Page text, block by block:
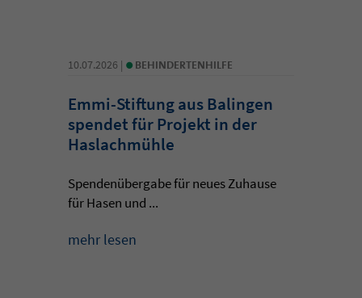
10.07.2026 | • BEHINDERTENHILFE
Emmi-Stiftung aus Balingen
spendet für Projekt in der
Haslachmühle
Spendenübergabe für neues Zuhause
für Hasen und ...
mehr lesen